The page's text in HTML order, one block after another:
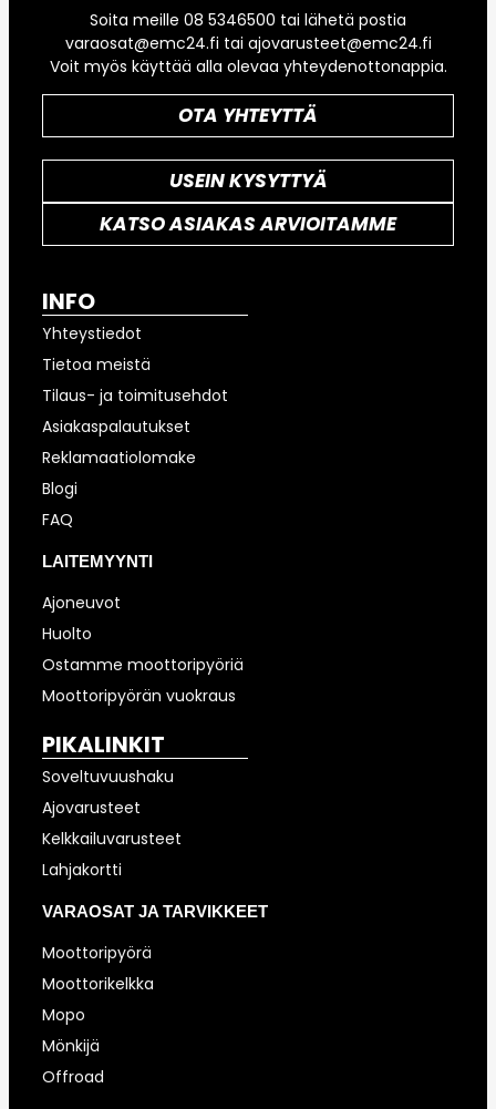
Soita meille 08 5346500 tai lähetä postia
varaosat@emc24.fi tai ajovarusteet@emc24.fi
Voit myös käyttää alla olevaa yhteydenottonappia.
OTA YHTEYTTÄ
USEIN KYSYTTYÄ
KATSO ASIAKAS ARVIOITAMME
INFO
Yhteystiedot
Tietoa meistä
Tilaus- ja toimitusehdot
Asiakaspalautukset
Reklamaatiolomake
Blogi
FAQ
LAITEMYYNTI
Ajoneuvot
Huolto
Ostamme moottoripyöriä
Moottoripyörän vuokraus
PIKALINKIT
Soveltuvuushaku
Ajovarusteet
Kelkkailuvarusteet
Lahjakortti
VARAOSAT JA TARVIKKEET
Moottoripyörä
Moottorikelkka
Mopo
Mönkijä
Offroad